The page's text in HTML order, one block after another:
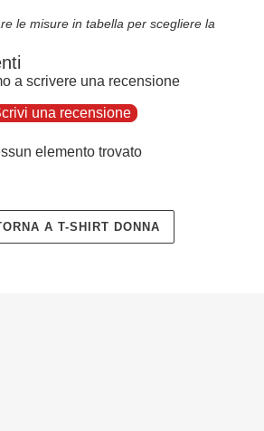
le misure in tabella per scegliere la
a scrivere una recensione
una recensione
elemento trovato
A T-SHIRT DONNA